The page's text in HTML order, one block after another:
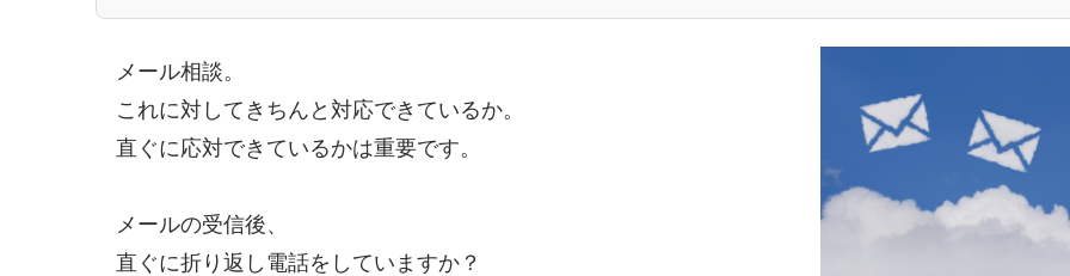
メール相談。
これに対してきちんと対応できているか。
直ぐに応対できているかは重要です。
メールの受信後、
直ぐに折り返し電話をしていますか？